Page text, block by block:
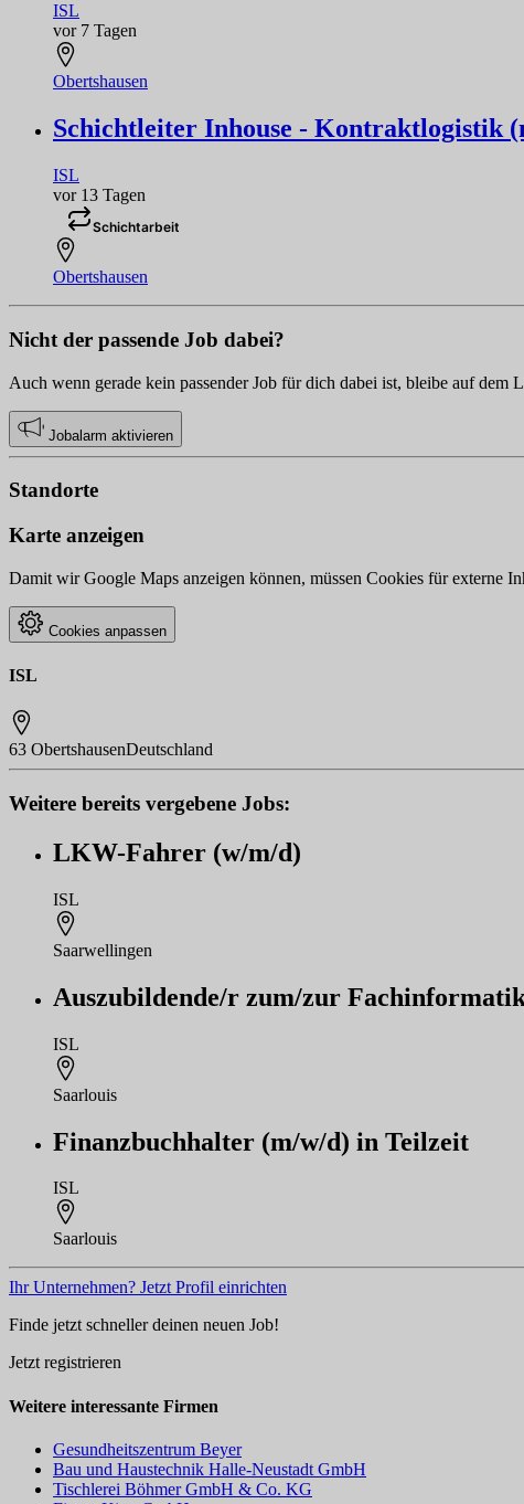
ISL
vor 7 Tagen
Obertshausen
Schichtleiter Inhouse - Kontraktlogistik
ISL
vor 13 Tagen
Schichtarbeit
Obertshausen
Nicht der passende Job dabei?
Auch wenn gerade kein passender Job für dich dabei ist, bleibe auf
Jobalarm aktivieren
Standorte
Karte anzeigen
Damit wir Google Maps anzeigen können, müssen Cookies für externe
Cookies anpassen
ISL
63 ObertshausenDeutschland
Weitere bereits vergebene Jobs:
LKW-Fahrer (w/m/d)
ISL
Saarwellingen
Auszubildende/r zum/zur
ISL
Saarlouis
Finanzbuchhalter (m/w/d) in Teilzeit
ISL
Saarlouis
Ihr Unternehmen? Jetzt Profil einrichten
Finde jetzt schneller deinen neuen Job!
Jetzt registrieren
Weitere interessante Firmen
Gesundheitszentrum Beyer
Bau und Haustechnik Halle-Neustadt GmbH
Tischlerei Böhmer GmbH & Co. KG